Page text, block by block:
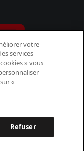
votre
services
» vous
«
Refuser